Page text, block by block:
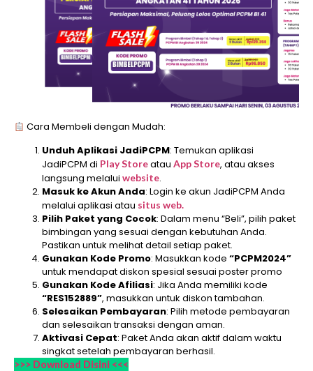
Cara Membeli dengan Mudah:
Unduh Aplikasi JadiPCPM: Temukan aplikasi
JadiPCPM di Play Storeatau App Store, atau akses
langsung melalui website.
Masuk ke Akun Anda: Login ke akun JadiPCPM Anda
melalui aplikasi atau situs web.
Pilih Paket yang Cocok: Dalam menu “Beli”, pilih paket
bimbingan yang sesuai dengan kebutuhan Anda.
Pastikan untuk melihat detail setiap paket.
Gunakan Kode Promo: Masukkan kode “PCPM2024”
untuk mendapat diskon spesial sesuai poster promo
Gunakan Kode Afiliasi: Jika Anda memiliki kode
“RES152889”, masukkan untuk diskon tambahan.
Selesaikan Pembayaran: Pilih metode pembayaran
dan selesaikan transaksi dengan aman.
Aktivasi Cepat: Paket Anda akan aktif dalam waktu
singkat setelah pembayaran berhasil.
>>> Download Disini <<<